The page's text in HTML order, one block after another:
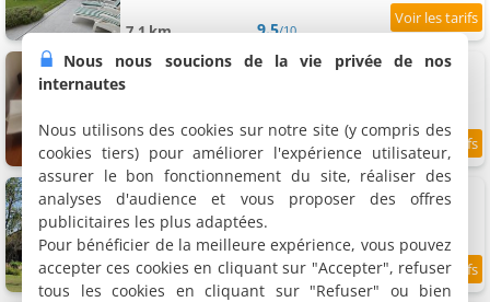
7.1 km 9.5/10
La chambre de Jeanne
7.5 km 8.6/10
Les chambres d'hôtes de l'Ecurie Goupil
2 chambres (total 6 personnes)
8.3 km
Nous nous soucions de la vie privée de nos
internautes
Nous utilisons des cookies sur notre site (y compris des
cookies tiers) pour améliorer l'expérience utilisateur,
assurer le bon fonctionnement du site, réaliser des
analyses d'audience et vous proposer des offres
publicitaires les plus adaptées.
Pour bénéficier de la meilleure expérience, vous pouvez
accepter ces cookies en cliquant sur "Accepter", refuser
tous les cookies en cliquant sur "Refuser" ou bien